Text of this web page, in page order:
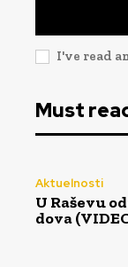
I've read
Must
Aktuelnosti
U Raševu
dova